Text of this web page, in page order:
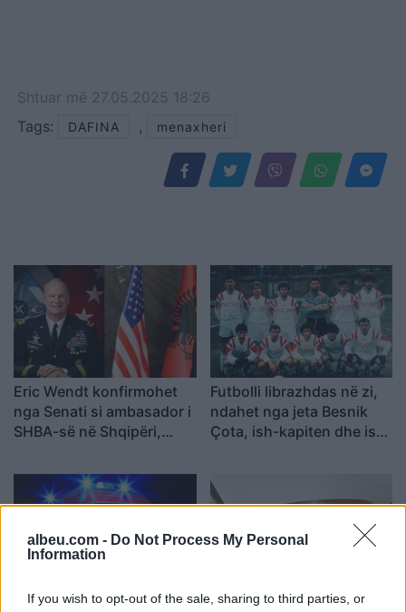
albeu.com - Do Not Process My Personal
Information
If you wish to opt-out of the sale, sharing to third parties, or
Shtuar më 27.05.2025 18:26
Tags:
DAFINA , menaxheri
Eric Wendt konfirmohet
nga Senati si ambasador i
SHBA-së në Shqipëri,
Trump
Futbolli librazhdas në zi,
ndahet nga jeta Besnik
Çota, ish-kapiten dhe ish-
Aksident fatal në Durrës,
Kërcënim me bombë në